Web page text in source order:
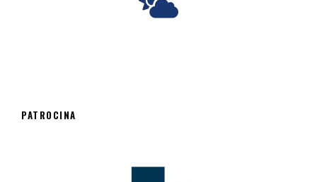
PATROCINA